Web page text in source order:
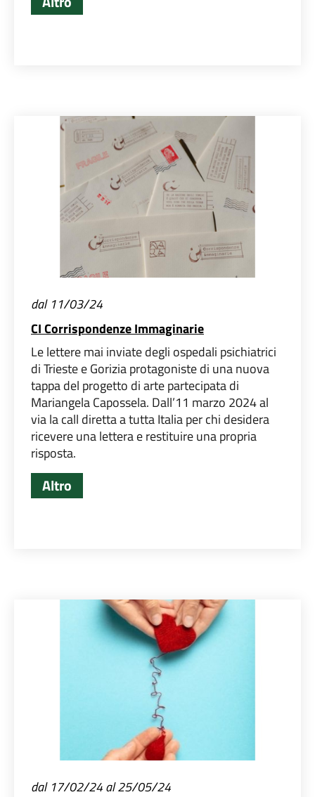
dal 11/03/24
CI Corrispondenze Immaginarie
Le lettere mai inviate degli ospedali psichiatrici
di Trieste e Gorizia protagoniste di una nuova
tappa del progetto di arte partecipata di
Mariangela Capossela. Dall’11 marzo 2024 al
via la call diretta a tutta Italia per chi desidera
ricevere una lettera e restituire una propria
risposta.
Altro
dal 17/02/24 al 25/05/24